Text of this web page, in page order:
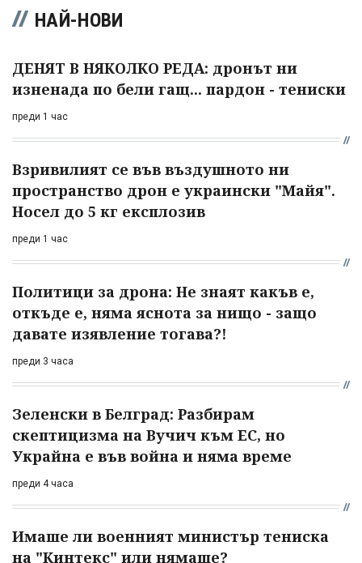
НАЙ-НОВИ
ДЕНЯТ В НЯКОЛКО РЕДА: дронът ни
изненада по бели гащ... пардон - тениски
преди 1 час
Взривилият се във въздушното ни
пространство дрон е украински "Майя".
Носел до 5 кг експлозив
преди 1 час
Политици за дрона: Не знаят какъв е,
откъде е, няма яснота за нищо - защо
давате изявление тогава?!
преди 3 часа
Зеленски в Белград: Разбирам
скептицизма на Вучич към ЕС, но
Украйна е във война и няма време
преди 4 часа
Имаше ли военният министър тениска
на "Кинтекс" или нямаше?